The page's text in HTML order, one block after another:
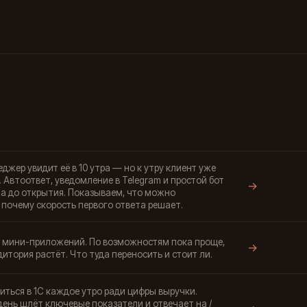
увидит её в 10 утра — но к утру клиент уже
уведомление в Telegram и простой бот
до открытия. Показываем, что можно
скорость первого ответа решает.
→
мини-приложений. По возможностям пока проще,
растёт. Что туда переносить и стоит ли.
→
в 1С каждое утро ради цифры выручки.
шлёт ключевые показатели и отвечает на /